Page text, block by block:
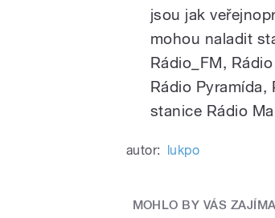
jsou jak
mohou naladit
Rádio_FM,
Rádio Pyramída,
stanice Rádio
autor: lukpo
MOHLO BY VÁS